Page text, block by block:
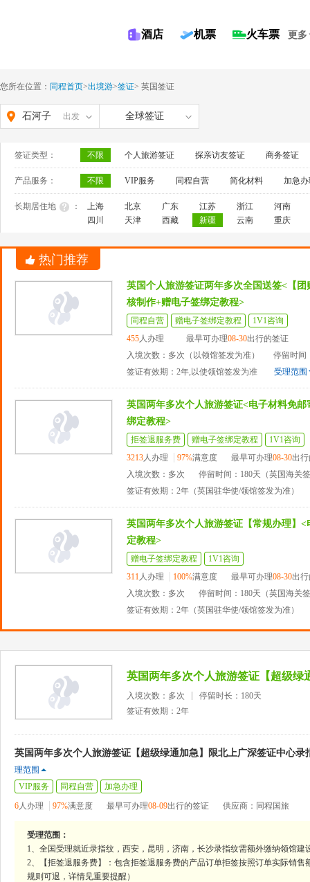
酒店 机票 火车票 更多
您所在位置： 同程首页>出境游>签证> 英国签证
石河子 出发 全球签证
签证类型： 不限 个人旅游签证 探亲访友签证 商务签证
产品服务： 不限 VIP服务 同程自营 简化材料 加急
长期居住地 ： 上海 北京 广东 江苏 浙江
河南
四川
天津 西藏 新疆 云南 重庆
热门推荐
英国个人旅游签证两年多次全国送签<【
核制作+赠电子签绑定教程>
同程自营 赠电子签绑定教程
1V1咨询
455人办理 最早可办理08-30出行的签证
入境次数：多次（以领馆签发为准）
停留时间
签证有效期：2年,以使领馆签发为准
受理范围
英国两年多次个人旅游签证<电子材料免
绑定教程>
拒签退服务费 赠电子签绑定教程
1V1咨询
3213人办理 97%满意度 最早可办理08-30出
入境次数：多次
停留时间：180天（英国海关
签证有效期：2年（英国驻华使/领馆签发为准）
英国两年多次个人旅游签证【常规办理】
定教程>
赠电子签绑定教程
1V1咨询
311人办理 100%满意度 最早可办理08-30出
入境次数：多次
停留时间：180天（英国海关
签证有效期：2年（英国驻华使/领馆签发为准）
入境次数：多次
停留时长：180天
签证有效期：2年
英国两年多次个人旅游签证【超级绿通加急】限北上广深签证中心
理范围
VIP服务
同程自营
加急办理
6人办理 97%满意度 最早可办理08-09出行的签证 供应商：同程国旅
受理范围：
1、全国受理就近录指纹，西安，昆明，济南，长沙录指纹需额外缴纳领馆
2、【拒签退服务费】：包含拒签退服务费的产品订单拒签按照订单实际销
规则可退，详情见重要提醒）